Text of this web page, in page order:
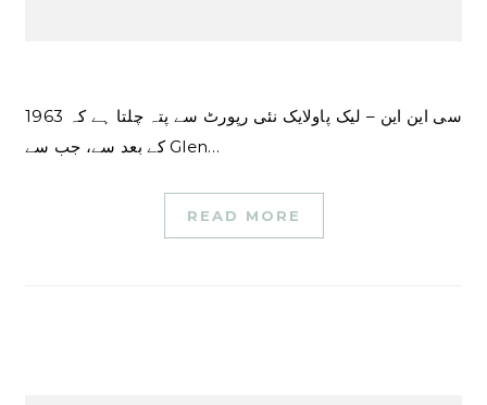
سی این این – لیک پاولایک نئی رپورٹ سے پتہ چلتا ہے کہ 1963
کے بعد سے، جب سے Glen…
READ MORE